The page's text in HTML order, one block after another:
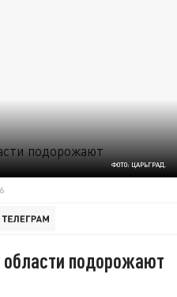
ФОТО: ЦАРЬГРАД.
области подорожают